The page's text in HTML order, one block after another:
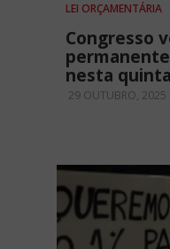
LEI ORÇAMENTÁRIA
Congresso
nesta
29 OUTUBRO,